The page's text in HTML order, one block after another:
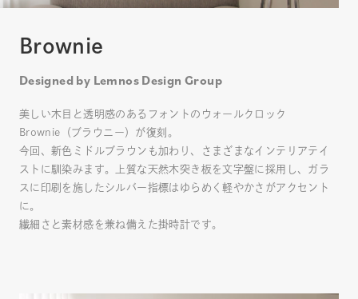
Brownie
Designed by Lemnos Design Group
美しい木目と透明感のあるフォントのウォールクロック
Brownie（ブラウニー）が復刻。
今回、新色ミドルブラウンも加わり、さまざまなインテリアテイ
ストに馴染みます。上質な天然木突き板を文字盤に採用し、ガラ
スに印刷を施したシルバー指標はゆらめく軽やかさがアクセント
に。
繊細さと素材感を兼ね備えた掛時計です。